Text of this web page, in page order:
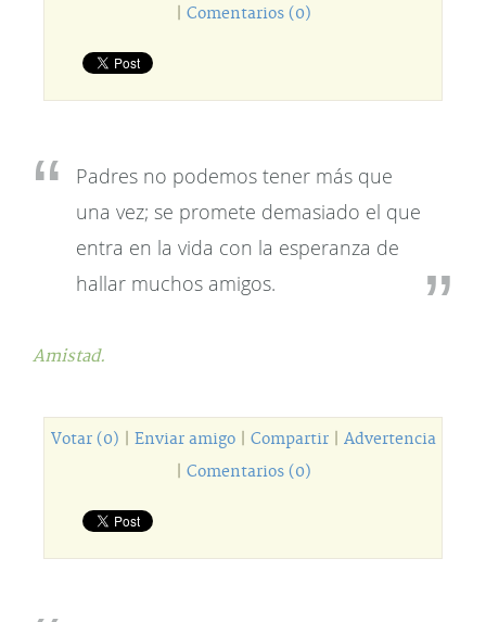
Comentarios (0)
Padres no podemos tener más que
una vez; se promete demasiado el que
entra en la vida con la esperanza de
hallar muchos amigos.
Amistad.
Votar (0) Enviar amigo| Compartir| Advertencia
Comentarios (0)